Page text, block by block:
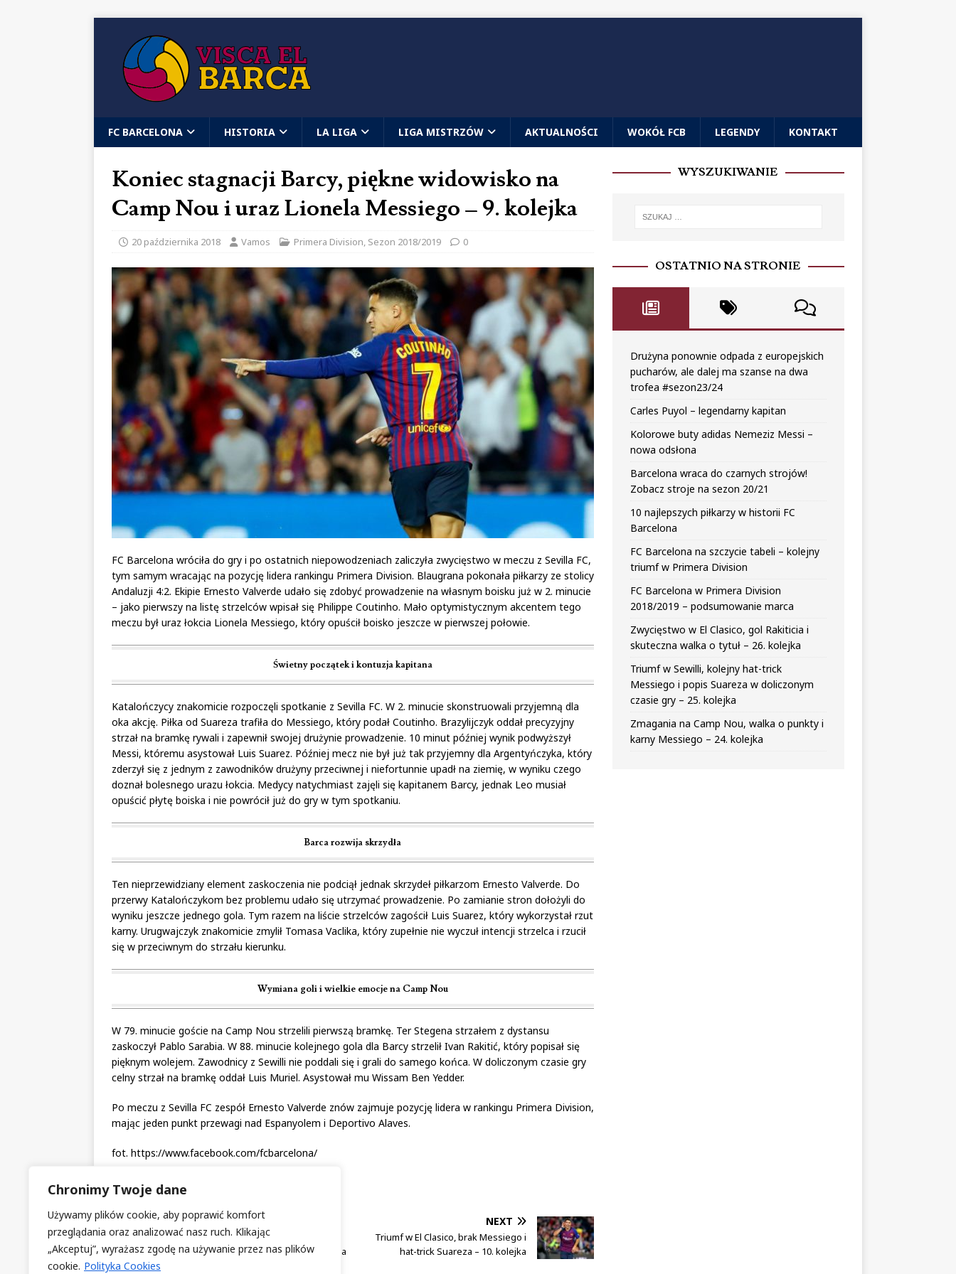
Chronimy Twoje dane
Używamy plików cookie, aby poprawić komfort
przeglądania oraz analizować nasz ruch. Klikając
„Akceptuj”, wyrażasz zgodę na używanie przez nas plików
cookie. Polityka Cookies
FC BARCELONA HISTORIA LA LIGA LIGA MISTRZÓW AKTUALNOŚCI WOKÓŁ FCB LEGENDY KONTAKT
Koniec stagnacji Barcy, piękne widowisko na
Camp Nou i uraz Lionela Messiego – 9. kolejka
20 października 2018 Vamos Primera Division, Sezon 2018/2019 0
FC Barcelona wróciła do gry i po ostatnich niepowodzeniach zaliczyła zwycięstwo w meczu z Sevilla FC,
tym samym wracając na pozycję lidera rankingu Primera Division. Blaugrana pokonała piłkarzy ze stolicy
Andaluzji 4:2. Ekipie Ernesto Valverde udało się zdobyć prowadzenie na własnym boisku już w 2. minucie
– jako pierwszy na listę strzelców wpisał się Philippe Coutinho. Mało optymistycznym akcentem tego
meczu był uraz łokcia Lionela Messiego, który opuścił boisko jeszcze w pierwszej połowie.
Świetny początek i kontuzja kapitana
Katalończycy znakomicie rozpoczęli spotkanie z Sevilla FC. W 2. minucie skonstruowali przyjemną dla
oka akcję. Piłka od Suareza trafiła do Messiego, który podał Coutinho. Brazylijczyk oddał precyzyjny
strzał na bramkę rywali i zapewnił swojej drużynie prowadzenie. 10 minut później wynik podwyższył
Messi, któremu asystował Luis Suarez. Później mecz nie był już tak przyjemny dla Argentyńczyka, który
zderzył się z jednym z zawodników drużyny przeciwnej i niefortunnie upadł na ziemię, w wyniku czego
doznał bolesnego urazu łokcia. Medycy natychmiast zajęli się kapitanem Barcy, jednak Leo musiał
opuścić płytę boiska i nie powrócił już do gry w tym spotkaniu.
Barca rozwija skrzydła
Ten nieprzewidziany element zaskoczenia nie podciął jednak skrzydeł piłkarzom Ernesto Valverde. Do
przerwy Katalończykom bez problemu udało się utrzymać prowadzenie. Po zamianie stron dołożyli do
wyniku jeszcze jednego gola. Tym razem na liście strzelców zagościł Luis Suarez, który wykorzystał rzut
karny. Urugwajczyk znakomicie zmylił Tomasa Vaclika, który zupełnie nie wyczuł intencji strzelca i rzucił
się w przeciwnym do strzału kierunku.
Wymiana goli i wielkie emocje na Camp Nou
W 79. minucie goście na Camp Nou strzelili pierwszą bramkę. Ter Stegena strzałem z dystansu
zaskoczył Pablo Sarabia. W 88. minucie kolejnego gola dla Barcy strzelił Ivan Rakitić, który popisał się
pięknym wolejem. Zawodnicy z Sewilli nie poddali się i grali do samego końca. W doliczonym czasie gry
celny strzał na bramkę oddał Luis Muriel. Asystował mu Wissam Ben Yedder.
Po meczu z Sevilla FC zespół Ernesto Valverde znów zajmuje pozycję lidera w rankingu Primera Division,
mając jeden punkt przewagi nad Espanyolem i Deportivo Alaves.
fot. https://www.facebook.com/fcbarcelona/
FC BARCELONA
PREVIOUS
Szósty gol Messiego, trzeci remis,
czwarty mecz bez wygranej – 8. kolejka
NEXT
Triumf w El Clasico, brak Messiego i
hat-trick Suareza – 10. kolejka
WYSZUKIWANIE
OSTATNIO NA STRONIE
Drużyna ponownie odpada z europejskich
pucharów, ale dalej ma szanse na dwa
trofea #sezon23/24
Carles Puyol – legendarny kapitan
Kolorowe buty adidas Nemeziz Messi –
nowa odsłona
Barcelona wraca do czarnych strojów!
Zobacz stroje na sezon 20/21
10 najlepszych piłkarzy w historii FC
Barcelona
FC Barcelona na szczycie tabeli – kolejny
triumf w Primera Division
FC Barcelona w Primera Division
2018/2019 – podsumowanie marca
Zwycięstwo w El Clasico, gol Rakiticia i
skuteczna walka o tytuł – 26. kolejka
Triumf w Sewilli, kolejny hat-trick
Messiego i popis Suareza w doliczonym
czasie gry – 25. kolejka
Zmagania na Camp Nou, walka o punkty i
karny Messiego – 24. kolejka